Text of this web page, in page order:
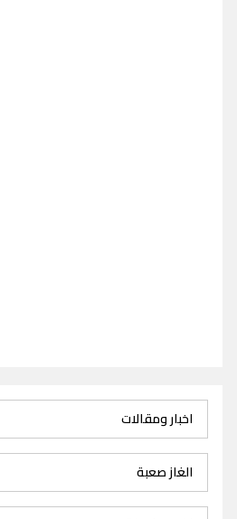
اخبار ومقالات
الغاز صعبة